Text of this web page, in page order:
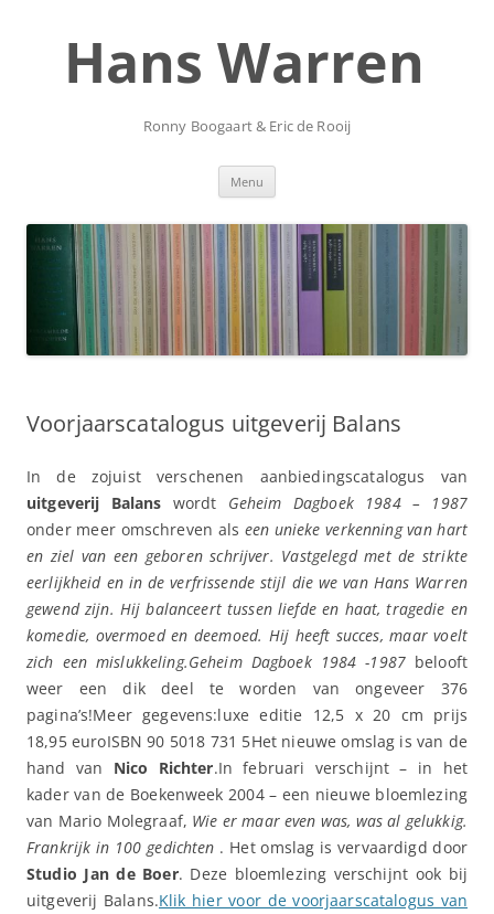
inhoudHans Warren
Ronny Boogaart & Eric de Rooij
Menu
Voorjaarscatalogus uitgeverij Balans
In de zojuist verschenen aanbiedingscatalogus van
uitgeverij Balans wordt Geheim Dagboek 1984 – 1987
onder meer omschreven als een unieke verkenning van hart
en ziel van een geboren schrijver. Vastgelegd met de strikte
eerlijkheid en in de verfrissende stijl die we van Hans Warren
gewend zijn. Hij balanceert tussen liefde en haat, tragedie en
komedie, overmoed en deemoed. Hij heeft succes, maar voelt
zich een mislukkeling.Geheim Dagboek 1984 -1987 belooft
weer een dik deel te worden van ongeveer 376
pagina’s!Meer gegevens:luxe editie 12,5 x 20 cm prijs
18,95 euroISBN 90 5018 731 5Het nieuwe omslag is van de
hand van Nico Richter.In februari verschijnt – in het
kader van de Boekenweek 2004 – een nieuwe bloemlezing
van Mario Molegraaf, Wie er maar even was, was al gelukkig.
Frankrijk in 100 gedichten . Het omslag is vervaardigd door
Studio Jan de Boer. Deze bloemlezing verschijnt ook bij
uitgeverij Balans.Klik hier voor de voorjaarscatalogus van